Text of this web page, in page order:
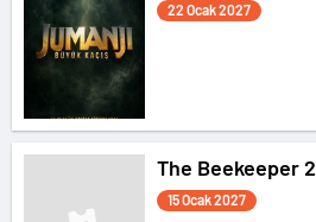
22 Ocak 2027
The Beekeeper 2
15 Ocak 2027